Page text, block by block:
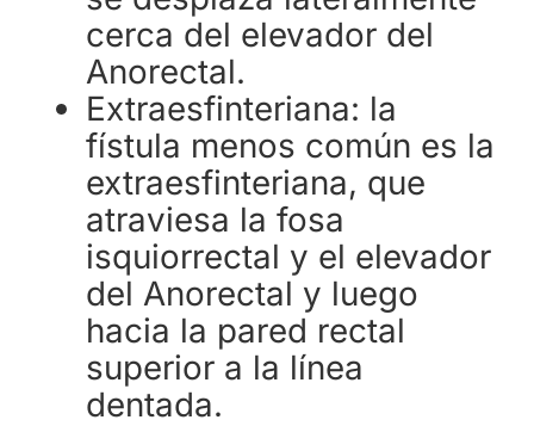
cerca del elevador del
Anorectal.
Extraesfinteriana: la
fístula menos común es la
extraesfinteriana, que
atraviesa la fosa
isquiorrectal y el elevador
del Anorectal y luego
hacia la pared rectal
superior a la línea
dentada.